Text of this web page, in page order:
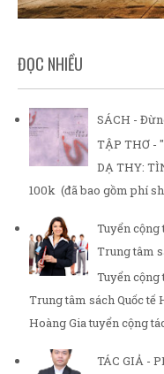
ĐỌC NHIỀU
SÁCH -
TẬP THƠ -
DẠ THY:
100k (đã bao gồm phí
Tuyển
Trung tâm
Tuyển
Trung tâm sách Quốc tế
Hoàng Gia tuyển cộng
TÁC GIẢ -